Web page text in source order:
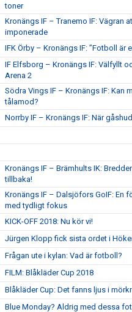
toner
Kronängs IF – Tranemo IF: Vägran
imponerade
IFK Örby – Kronängs IF: ”Fotboll är
IF Elfsborg – Kronängs IF: Välfyllt
Arena 2
Södra Vings IF – Kronängs IF: Kan
tålamod?
Norrby IF – Kronängs IF: När
Kronängs IF – Brämhults IK:
tillbaka!
Kronängs IF – Dalsjöfors GoIF: En
med tydligt fokus
KICK-OFF 2018: Nu kör vi!
Jürgen Klopp fick sista ordet i
Frågan ute i kylan: Vad är fotboll?
FILM: Blåkläder Cup 2018
Blåkläder Cup: Det fanns ljus i
Blue Monday? Aldrig med dessa